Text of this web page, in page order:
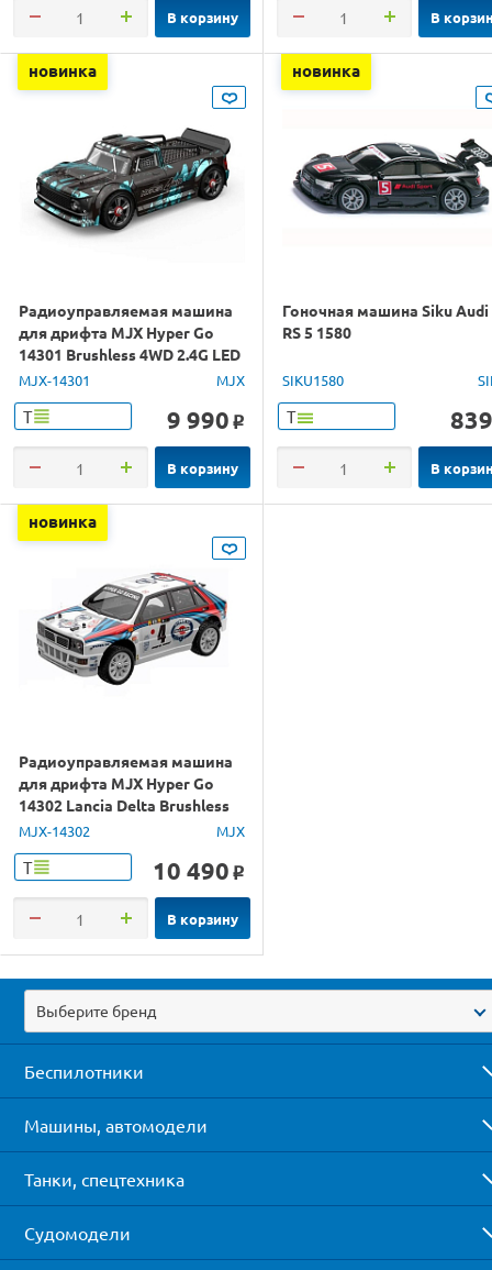
В корзину В
новинка
Радиоуправляемая машина
для дрифта MJX Hyper Go
14301 Brushless 4WD 2.4G LED
1/14 RTR
MJX-14301 MJX
Т 9 990 o
В корзину
новинка
Гоночная машина Siku Audi
RS 5 1580
SIKU1580
Т 839
В
новинка
Радиоуправляемая машина
для дрифта MJX Hyper Go
14302 Lancia Delta Brushless
4WD 2.4G LED 1/14 RTR
MJX-14302 MJX
Т 10 490 o
В корзину
Выберите бренд
Беспилотники
Машины, автомодели
Танки, спецтехника
Судомодели